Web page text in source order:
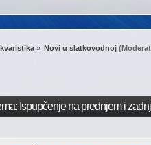
» Novi u slatkovodnoj
Ispupčenje na prednjem i